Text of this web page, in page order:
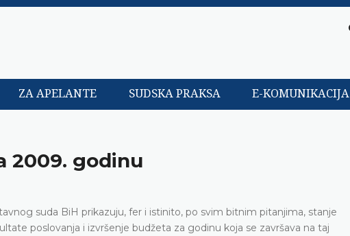
ZA APELANTE SUDSKA PRAKSA E-KOMUNIKACIJA
2009. godinu
suda BiH prikazuju, fer i istinito, po svim bitnim pitanjima, stanje
poslovanja i izvršenje budžeta za godinu koja se završava na taj